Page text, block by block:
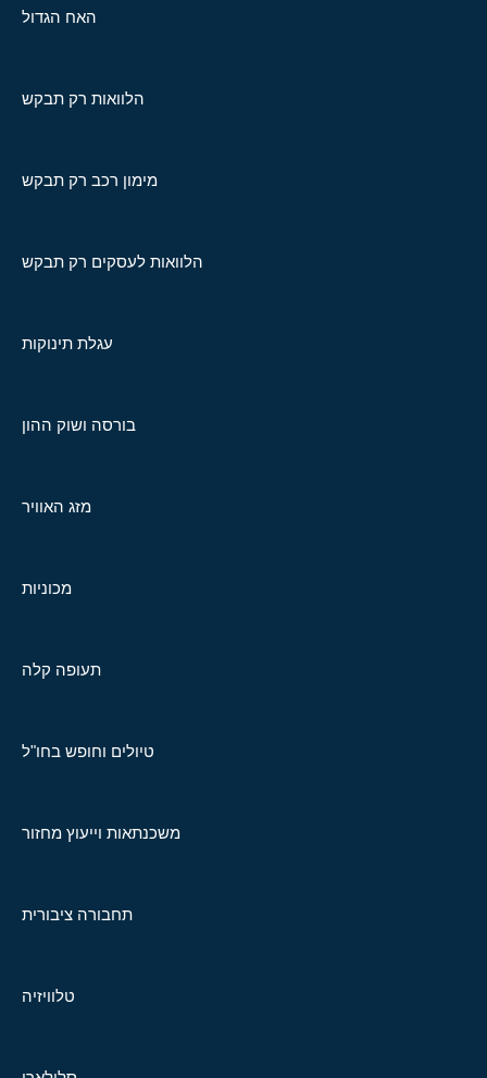
האח הגדול
הלוואות רק תבקש
מימון רכב רק תבקש
הלוואות לעסקים רק תבקש
עגלת תינוקות
בורסה ושוק ההון
מזג האוויר
מכוניות
תעופה קלה
טיולים וחופש בחו"ל
משכנתאות וייעוץ מחזור
תחבורה ציבורית
טלוויזיה